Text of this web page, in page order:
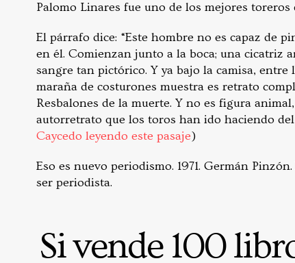
Palomo Linares fue uno de los mejores toreros
El párrafo dice: “Este hombre no es capaz de
en él. Comienzan junto a la boca; una cicatriz
sangre tan pictórico. Y ya bajo la camisa,
maraña de costurones muestra es retrato
Resbalones de la muerte. Y no es figura
autorretrato que los toros han ido haciendo
Caycedo leyendo este pasaje)
Eso es nuevo periodismo. 1971. Germán
ser periodista.
Si vende 100